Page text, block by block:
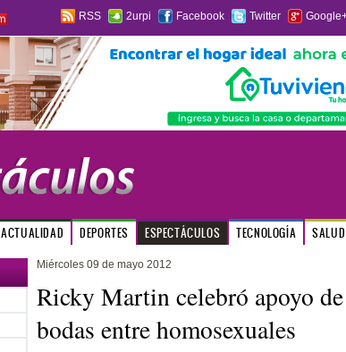
RSS 2urpi Facebook Twitter
ACTUALIDAD DEPORTES ESPECTÁCULOS TECNOLOGÍA SALUD
Miércoles 09 de mayo 2012
Ricky Martin celebró apoyo
bodas entre homosexuales